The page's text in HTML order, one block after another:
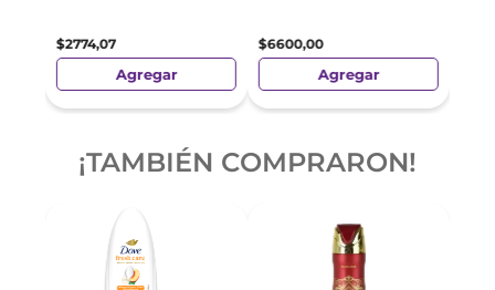
$2774,07
Agregar
$6600,00
Agregar
¡TAMBIÉN COMPRARON!